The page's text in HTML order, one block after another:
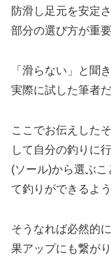
防滑し足元を安定
部分の選び方が重
「滑らない」と聞
実際に試した筆者
ここでお伝えした
して自分の釣りに
(ソール)から選ぶ
て釣りができるよ
そうなれば必然的
果アップにも繋がり